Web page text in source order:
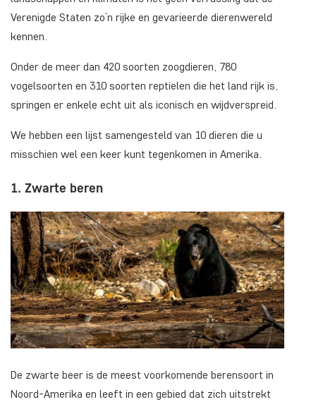
Verenigde Staten zo’n rijke en gevarieerde dierenwereld
kennen.
Onder de meer dan 420 soorten zoogdieren, 780
vogelsoorten en 310 soorten reptielen die het land rijk is,
springen er enkele echt uit als iconisch en wijdverspreid.
We hebben een lijst samengesteld van 10 dieren die u
misschien wel een keer kunt tegenkomen in Amerika.
1. Zwarte beren
De zwarte beer is de meest voorkomende berensoort in
Noord-Amerika en leeft in een gebied dat zich uitstrekt